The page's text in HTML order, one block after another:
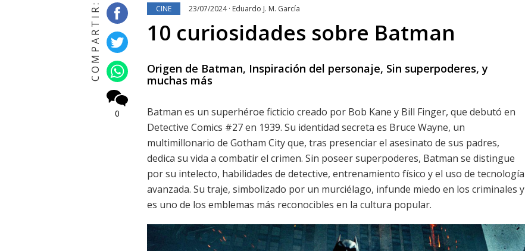
COMPARTIR:
0
CINE 23/07/2024 · Eduardo J. M. García
10 curiosidades sobre Batman
Origen de Batman, Inspiración del personaje, Sin superpoderes, y
muchas más
Batman es un superhéroe ficticio creado por Bob Kane y Bill Finger, que debutó en
Detective Comics #27 en 1939. Su identidad secreta es Bruce Wayne, un
multimillonario de Gotham City que, tras presenciar el asesinato de sus padres,
dedica su vida a combatir el crimen. Sin poseer superpoderes, Batman se distingue
por su intelecto, habilidades de detective, entrenamiento físico y el uso de tecnología
avanzada. Su traje, simbolizado por un murciélago, infunde miedo en los criminales y
es uno de los emblemas más reconocibles en la cultura popular.